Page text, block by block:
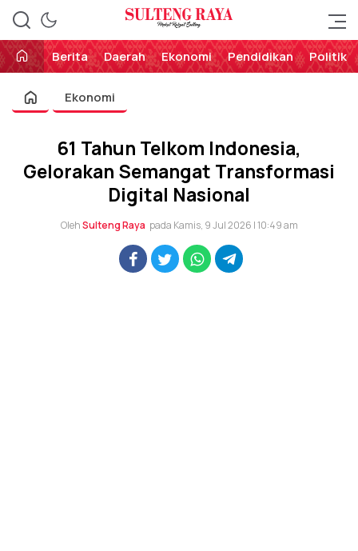
Sulteng Raya
Perekat Rakyat Sulteng
Berita
Daerah Ekonomi Pendidikan Politik
Ekonomi
61 Tahun Telkom Indonesia,
Gelorakan Semangat Transformasi
Digital Nasional
OlehSulteng Raya pada Kamis, 9 Jul 2026 | 10:49 am